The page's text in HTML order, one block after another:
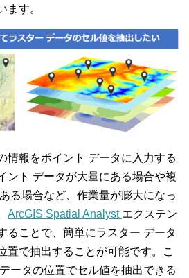
ます。
情報をポイント データに入力する
ント データが大量にある場合や複
る場合など、作業量が膨大になっ
ArcGIS Spatial Analyst エクステン
ることで、簡単にラスター データ
置で抽出することが可能です。こ
ータの位置でセル値を抽出できる